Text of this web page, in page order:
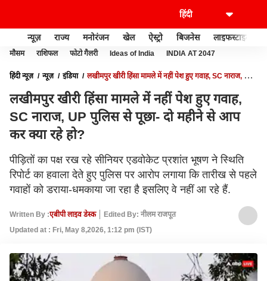
न्यूज़ राज्य मनोरंजन खेल ऐस्ट्रो बिजनेस लाइफस्टाइल
मौसम राशिफल फोटो गैलरी Ideas of India INDIA AT 2047
हिंदी न्यूज़ न्यूज़ इंडिया
लखीमपुर खीरी हिंसा मामले में नहीं पेश हुए गवाह, SC नाराज, UP
लखीमपुर खीरी हिंसा मामले में नहीं पेश हुए गवाह,
SC नाराज, UP पुलिस से पूछा- दो महीने से आप
कर क्या रहे हो?
पीड़ितों का पक्ष रख रहे सीनियर एडवोकेट प्रशांत भूषण ने स्थिति
रिपोर्ट का हवाला देते हुए पुलिस पर आरोप लगाया कि तारीख से पहले
गवाहों को डराया-धमकाया जा रहा है इसलिए वे नहीं आ रहे हैं.
Written By :एबीपी लाइव डेस्क
Edited By: नीलम राजपूत
Updated at : Fri, May 8,2026, 1:12 pm (IST)